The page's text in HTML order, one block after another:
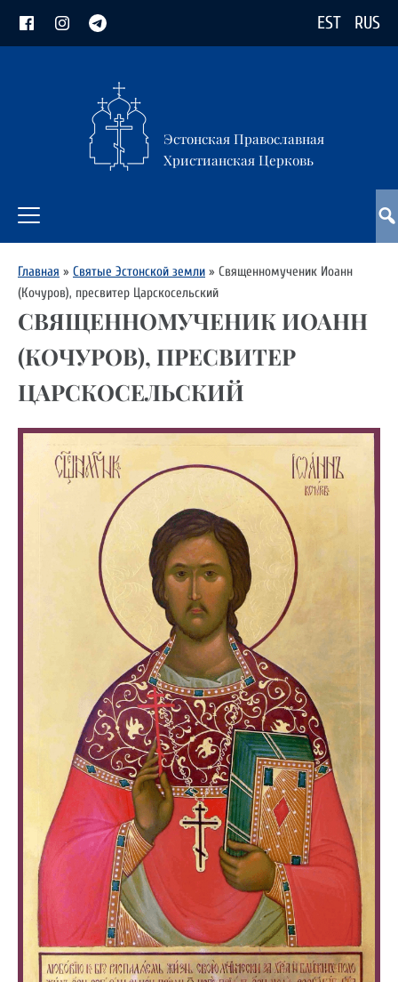
EST RUS
Эстонская Православная
Христианская Церковь
Главная » Святые Эстонской земли » Священномученик Иоанн
(Кочуров), пресвитер Царскосельский
СВЯЩЕННОМУЧЕНИК ИОАНН
(КОЧУРОВ), ПРЕСВИТЕР
ЦАРСКОСЕЛЬСКИЙ